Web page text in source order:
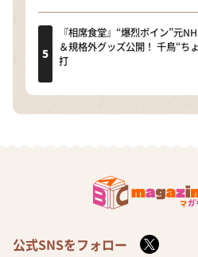
『相席食堂』“爆烈ボイン”元
＆規格外グッズ公開！ 千鳥“ち
打
公式SNSをフォロー